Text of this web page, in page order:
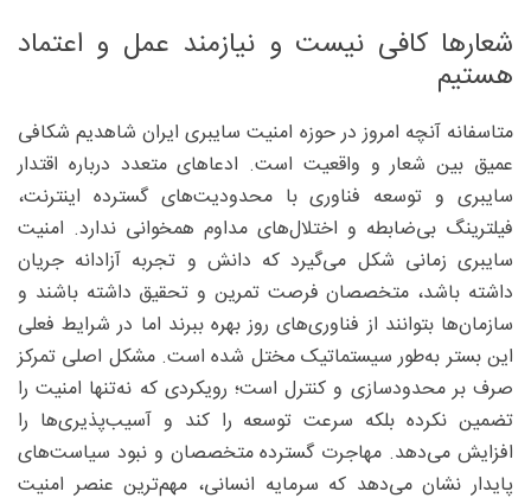
شعارها کافی نیست و نیازمند عمل و اعتماد
هستیم
متاسفانه آنچه امروز در حوزه امنیت سایبری ایران شاهدیم شکافی
عمیق بین شعار و واقعیت است. ادعاهای متعدد درباره اقتدار
سایبری و توسعه فناوری با محدودیت‌های گسترده اینترنت،
فیلترینگ بی‌ضابطه و اختلال‌های مداوم همخوانی ندارد. امنیت
سایبری زمانی شکل می‌گیرد که دانش و تجربه آزادانه جریان
داشته باشد، متخصصان فرصت تمرین و تحقیق داشته باشند و
سازمان‌ها بتوانند از فناوری‌های روز بهره ببرند اما در شرایط فعلی
این بستر به‌طور سیستماتیک مختل شده است. مشکل اصلی تمرکز
صرف بر محدودسازی و کنترل است؛ رویکردی که نه‌تنها امنیت را
تضمین نکرده بلکه سرعت توسعه را کند و آسیب‌پذیری‌ها را
افزایش می‌دهد. مهاجرت گسترده متخصصان و نبود سیاست‌های
پایدار نشان می‌دهد که سرمایه انسانی، مهم‌ترین عنصر امنیت